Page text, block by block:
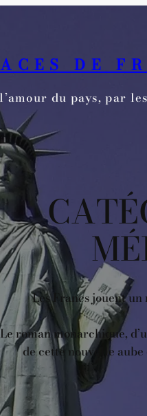
DE
du pays, par
Les Francs jouent
Le roman monarchique,
de cette nouvelle